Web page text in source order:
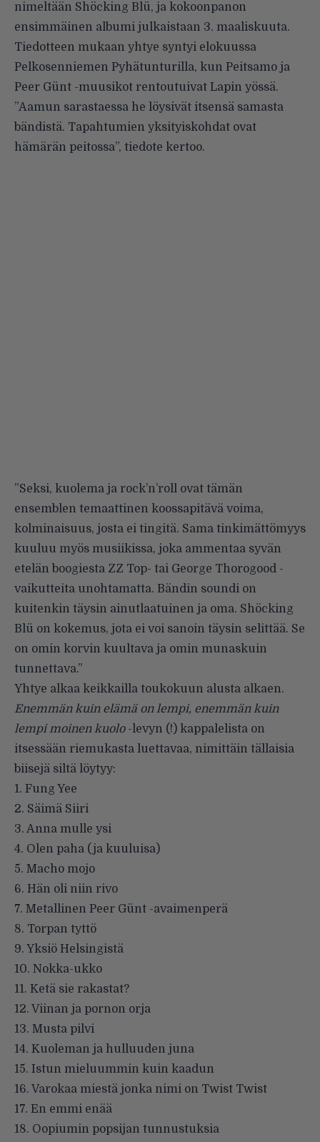
nimeltään Shöcking Blü, ja kokoonpanon
ensimmäinen albumi julkaistaan 3. maaliskuuta.
Tiedotteen mukaan yhtye syntyi elokuussa
Pelkosenniemen Pyhätunturilla, kun Peitsamo ja
Peer Günt -muusikot rentoutuivat Lapin yössä.
”Aamun sarastaessa he löysivät itsensä samasta
bändistä. Tapahtumien yksityiskohdat ovat
hämärän peitossa”, tiedote kertoo.
”Seksi, kuolema ja rock’n’roll ovat tämän
ensemblen temaattinen koossapitävä voima,
kolminaisuus, josta ei tingitä. Sama tinkimättömyys
kuuluu myös musiikissa, joka ammentaa syvän
etelän boogiesta ZZ Top- tai George Thorogood -
vaikutteita unohtamatta. Bändin soundi on
kuitenkin täysin ainutlaatuinen ja oma. Shöcking
Blü on kokemus, jota ei voi sanoin täysin selittää. Se
on omin korvin kuultava ja omin munaskuin
tunnettava.”
Yhtye alkaa keikkailla toukokuun alusta alkaen.
Enemmän kuin elämä on lempi, enemmän kuin
lempi moinen kuolo-levyn (!) kappalelista on
itsessään riemukasta luettavaa, nimittäin tällaisia
biisejä siltä löytyy:
1. Fung Yee
2. Säimä Siiri
3. Anna mulle ysi
4. Olen paha (ja kuuluisa)
5. Macho mojo
6. Hän oli niin rivo
7. Metallinen Peer Günt -avaimenperä
8. Torpan tyttö
9. Yksiö Helsingistä
10. Nokka-ukko
11. Ketä sie rakastat?
12. Viinan ja pornon orja
13. Musta pilvi
14. Kuoleman ja hulluuden juna
15. Istun mieluummin kuin kaadun
16. Varokaa miestä jonka nimi on Twist Twist
17. En emmi enää
18. Oopiumin popsijan tunnustuksia